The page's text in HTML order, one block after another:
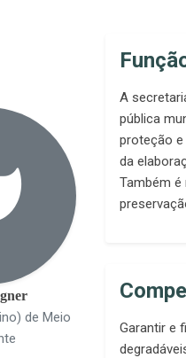
de Meio
A
pública
proteção
da
Também é
Garantir e